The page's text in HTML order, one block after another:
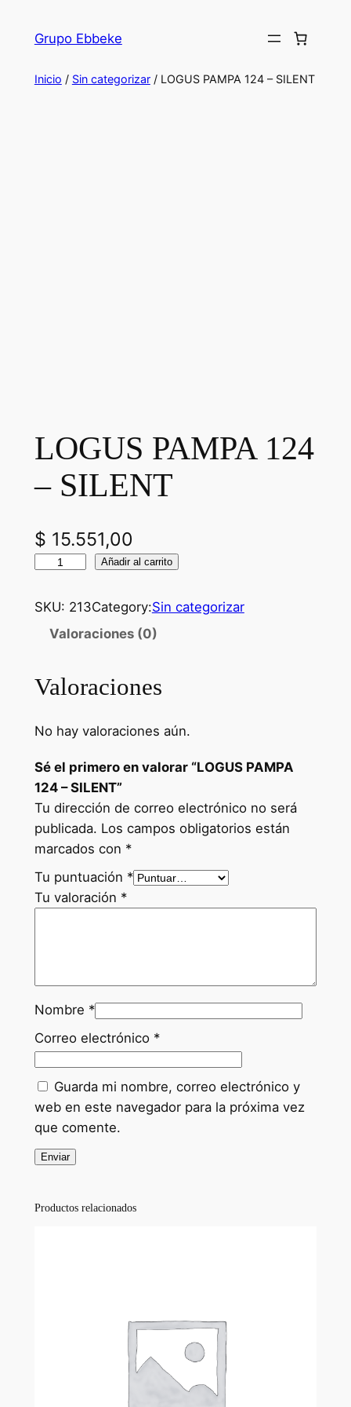
Grupo Ebbeke
Inicio / Sin categorizar/ LOGUS PAMPA 124 – SILENT
LOGUS PAMPA 124
– SILENT
$ 15.551,00
G
A
P
1
2
4
–
S
I
L
E
n
t
i
a
d
Añadir al carrito
SKU: 213Category:Sin categorizar
Valoraciones (0)
Valoraciones
No hay valoraciones aún.
Sé el primero en valorar “LOGUS PAMPA
124 – SILENT”
Tu dirección de correo electrónico no será
publicada. Los campos obligatorios están
marcados con *
Tu puntuación *
Tu valoración *
Nombre *
Correo electrónico *
Guarda mi nombre, correo electrónico y
web en este navegador para la próxima vez
que comente.
Productos relacionados